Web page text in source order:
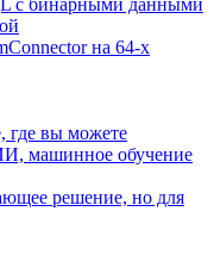
с бинарными данными
на 64-х
где вы можете
машинное обучение
решение, но для